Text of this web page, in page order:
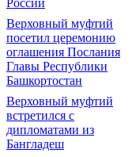
России
Верховный муфтий
посетил церемонию
оглашения Послания
Главы Республики
Башкортостан
Верховный муфтий
встретился с
дипломатами из
Бангладеш